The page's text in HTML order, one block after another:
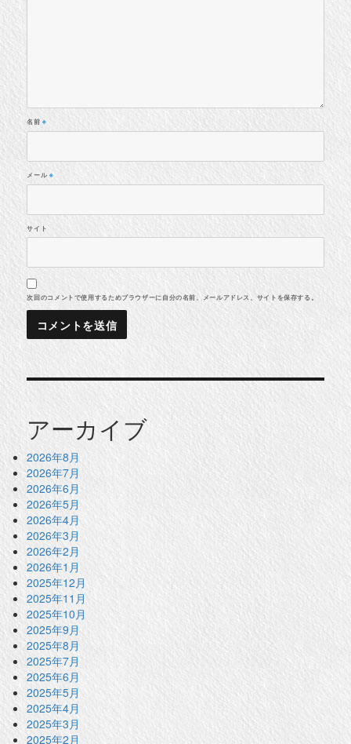
名前※
メール ※
サイト
次回のコメントで使用するためブラウザーに自分の名前、メールアドレス、サイトを保存する。
アーカイブ
2026年8月
2026年7月
2026年6月
2026年5月
2026年4月
2026年3月
2026年2月
2026年1月
2025年12月
2025年11月
2025年10月
2025年9月
2025年8月
2025年7月
2025年6月
2025年5月
2025年4月
2025年3月
2025年2月